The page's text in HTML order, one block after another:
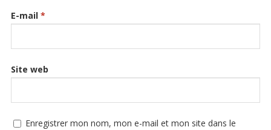
E-mail *
Site web
Enregistrer mon nom, mon e-mail et mon site dans le